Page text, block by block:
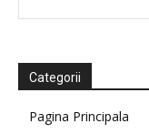
Categorii
Pagina Principala